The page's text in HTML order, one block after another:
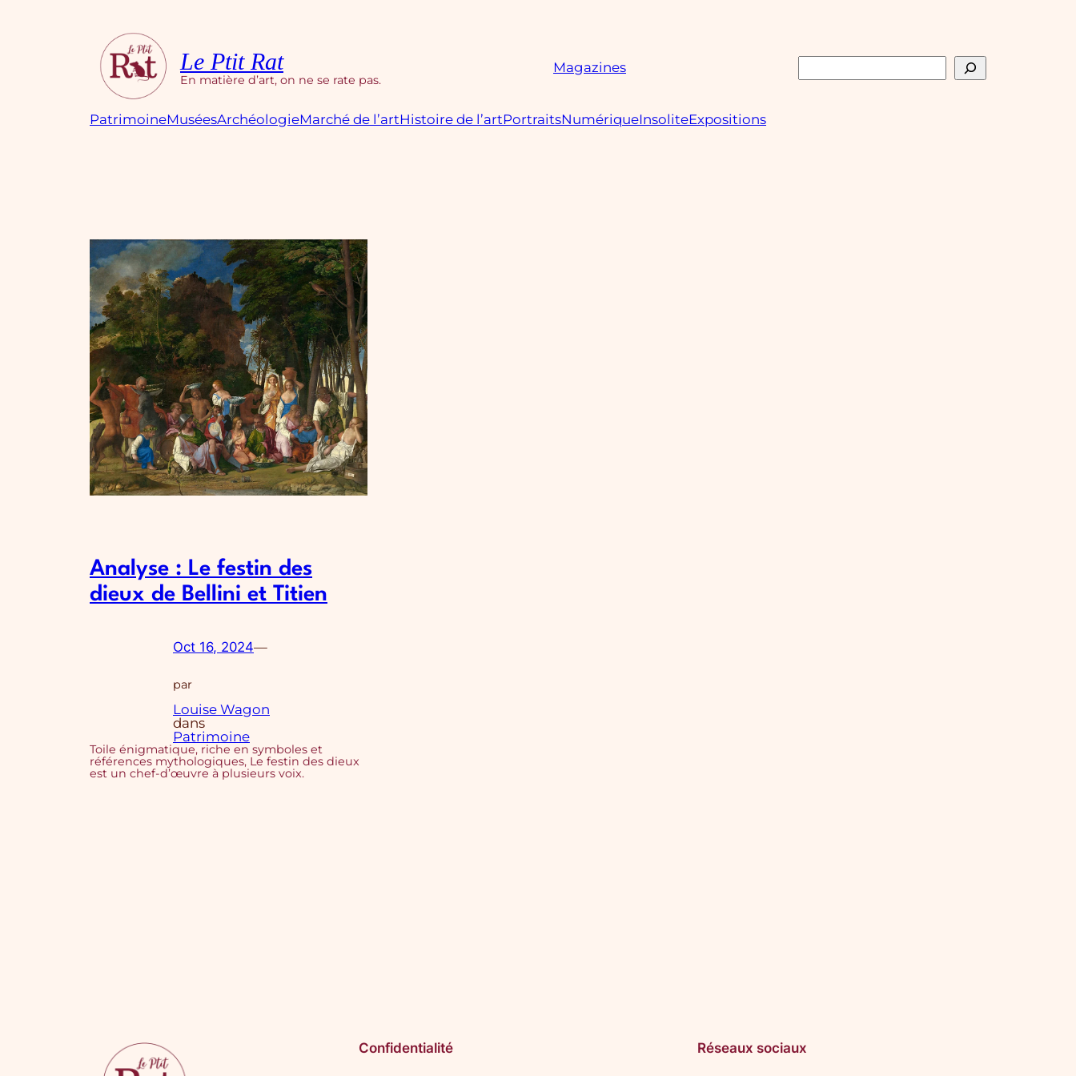
Le Ptit Rat
En matière d’art, on ne se rate pas.
Magazines Rechercher
PatrimoineMuséesArchéologieMarché de l’artHistoire de l’artPortraitsNumériqueInsoliteExpositions
Analyse : Le festin des
dieux de Bellini et Titien
Oct 16, 2024—
par
Louise Wagon
dans
Patrimoine
Toile énigmatique, riche en symboles et
références mythologiques, Le festin des dieux
est un chef-d’œuvre à plusieurs voix.
Confidentialité Réseaux sociaux